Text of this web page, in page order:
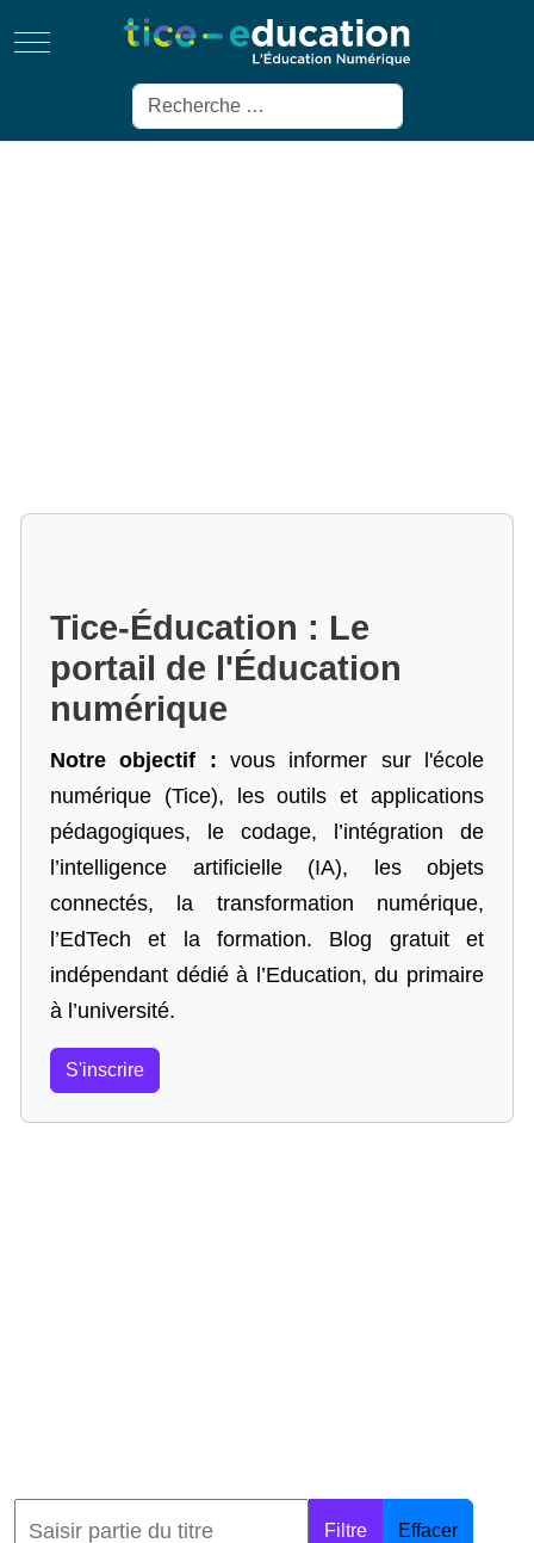
Mobile Menu Toggle
Rechercher
Tice-Éducation : Le
portail de l'Éducation
numérique
Notre objectif : vous informer sur l'école
numérique (Tice), les outils et applications
pédagogiques, le codage,
l’intégration de
l’intelligence artificielle (IA), les objets
connectés, la transformation numérique,
l’EdTech et la formation. Blog gratuit et
indépendant dédié à l’Education, du primaire
à l’université.
S'inscrire
Filtre Effacer